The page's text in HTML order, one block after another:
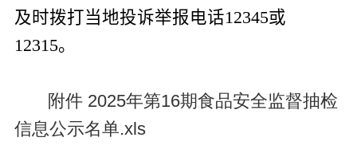
及时拨打当地投诉举报电话12345或
12315。
附件 2025年第16期食品安全监督抽检
信息公示名单.xls